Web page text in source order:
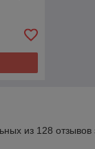
из 128 отзывов